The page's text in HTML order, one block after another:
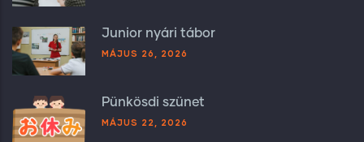
Junior nyári tábor
MÁJUS 26, 2026
Pünkösdi szünet
MÁJUS 22, 2026